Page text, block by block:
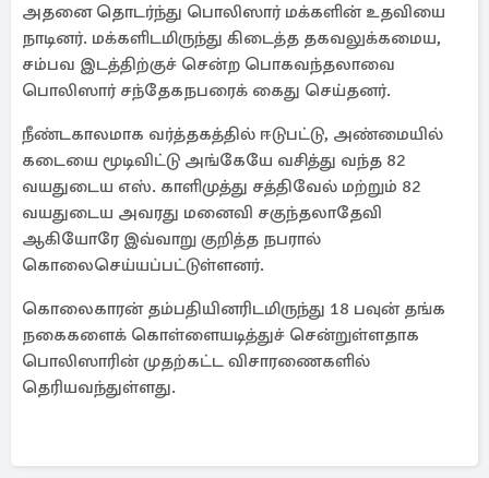
அதனை தொடர்ந்து பொலிஸார் மக்களின் உதவியை
நாடினர். மக்களிடமிருந்து கிடைத்த தகவலுக்கமைய,
சம்பவ இடத்திற்குச் சென்ற பொகவந்தலாவை
பொலிஸார் சந்தேகநபரைக் கைது செய்தனர்.
நீண்டகாலமாக வர்த்தகத்தில் ஈடுபட்டு, அண்மையில்
கடையை மூடிவிட்டு அங்கேயே வசித்து வந்த 82
வயதுடைய எஸ். காளிமுத்து சத்திவேல் மற்றும் 82
வயதுடைய அவரது மனைவி சகுந்தலாதேவி
ஆகியோரே இவ்வாறு குறித்த நபரால்
கொலைசெய்யப்பட்டுள்ளனர்.
கொலைகாரன் தம்பதியினரிடமிருந்து 18 பவுன் தங்க
நகைகளைக் கொள்ளையடித்துச் சென்றுள்ளதாக
பொலிஸாரின் முதற்கட்ட விசாரணைகளில்
தெரியவந்துள்ளது.